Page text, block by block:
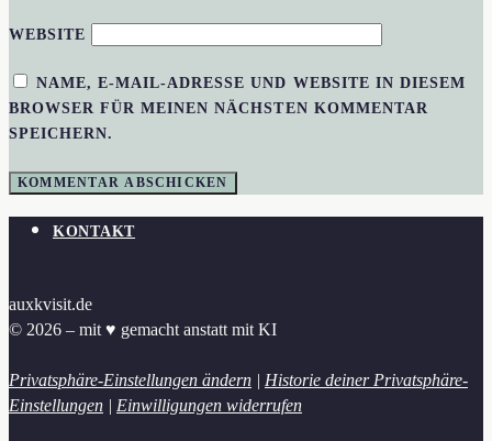
WEBSITE
NAME, E-MAIL-ADRESSE UND WEBSITE IN DIESEM
BROWSER FÜR MEINEN NÄCHSTEN KOMMENTAR
SPEICHERN.
KONTAKT
auxkvisit.de
© 2026 – mit ♥︎ gemacht anstatt mit KI
Privatsphäre-Einstellungen ändern | Historie deiner Privatsphäre-
Einstellungen | Einwilligungen widerrufen